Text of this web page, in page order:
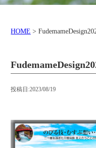
HOME >
投稿日:2023/08/19